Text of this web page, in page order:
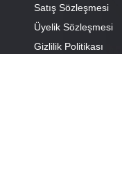
Satış Sözleşmesi
Üyelik Sözleşmesi
Gizlilik Politikası